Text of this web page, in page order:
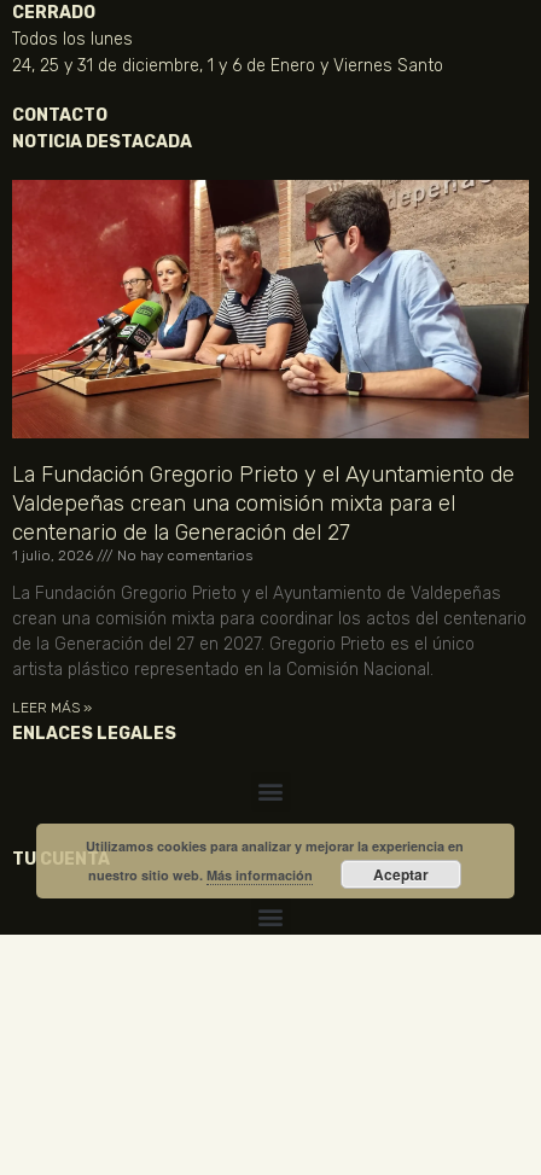
CERRADO
Todos los lunes
24, 25 y 31 de diciembre, 1 y 6 de Enero y Viernes Santo
CONTACTO
NOTICIA DESTACADA
La Fundación Gregorio Prieto y el Ayuntamiento de
Valdepeñas crean una comisión mixta para el
centenario de la Generación del 27
1 julio, 2026 No hay comentarios
La Fundación Gregorio Prieto y el Ayuntamiento de Valdepeñas
crean una comisión mixta para coordinar los actos del centenario
de la Generación del 27 en 2027. Gregorio Prieto es el único
artista plástico representado en la Comisión Nacional.
LEER MÁS »
ENLACES LEGALES
TU CUENTA
Utilizamos cookies para analizar y mejorar la experiencia en
nuestro sitio web.Más información Aceptar